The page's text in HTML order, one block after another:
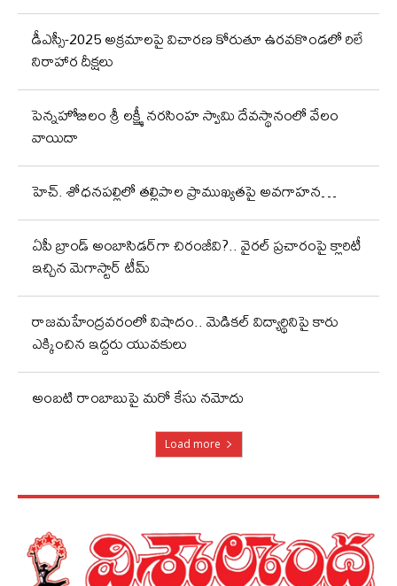
డీఎస్సీ-2025 అక్రమాలపై విచారణ కోరుతూ ఉరవకొండలో రిలే
నిరాహార దీక్షలు
పెన్నహోబిలం శ్రీ లక్ష్మీ నరసింహ స్వామి దేవస్థానంలో వేలం
వాయిదా
హెచ్. శోధనపల్లిలో తల్లిపాల ప్రాముఖ్యతపై అవగాహన…
ఏపీ బ్రాండ్ అంబాసిడర్‌గా చిరంజీవి?.. వైరల్ ప్రచారంపై క్లారిటీ
ఇచ్చిన మెగాస్టార్ టీమ్
రాజమహేంద్రవరంలో విషాదం.. మెడికల్ విద్యార్థినిపై కారు
ఎక్కించిన ఇద్దరు యువకులు
అంబటి రాంబాబుపై మరో కేసు నమోదు
Load more